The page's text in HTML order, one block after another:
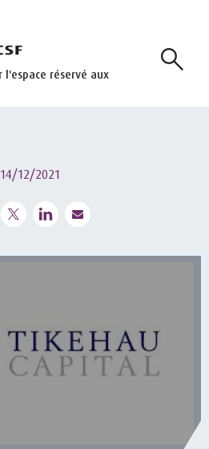
l'espace réservé aux
14/12/2021